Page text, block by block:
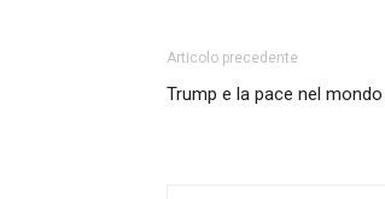
Articolo precedente
Trump e la pace nel mondo